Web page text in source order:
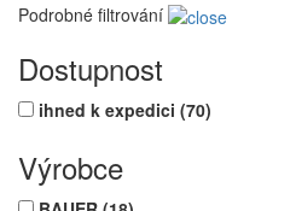
Podrobné filtrování
Dostupnost
ihned k expedici (70)
Výrobce